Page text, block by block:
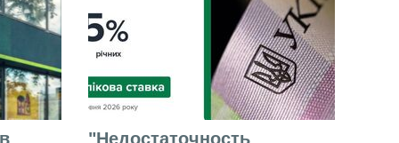
"Недостаточность